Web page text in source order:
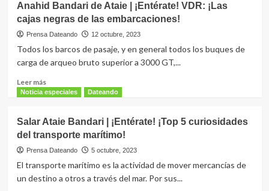
importancia
para
el
internacional?
Ataie
Bandari
|
¡Conócelas!
son
6
marítimas
del
mundo
Anahid Bandari de Ataie | ¡Entérate! VDR: ¡Las
cajas negras de las embarcaciones!
Prensa Dateando 12 octubre, 2023
Todos los barcos de pasaje, y en general todos los buques de
carga de arqueo bruto superior a 3000 GT,...
Leer másLeer
más
Bandari
de
Ataie
¡Entérate!
VDR:
Noticia especiales Dateando
Salar Ataie Bandari | ¡Entérate! ¡Top 5 curiosidades
del transporte marítimo!
Prensa Dateando 5 octubre, 2023
El transporte marítimo es la actividad de mover mercancías de
un destino a otros a través del mar. Por sus...